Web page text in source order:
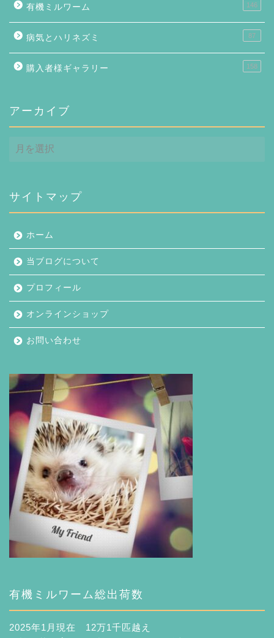
有機ミルワーム 146
病気とハリネズミ 87
購入者様ギャラリー 158
アーカイブ
ー
ブ
サイトマップ
ホーム
当ブログについて
プロフィール
オンラインショップ
お問い合わせ
有機ミルワーム総出荷数
2025年1月現在 12万1千匹越え